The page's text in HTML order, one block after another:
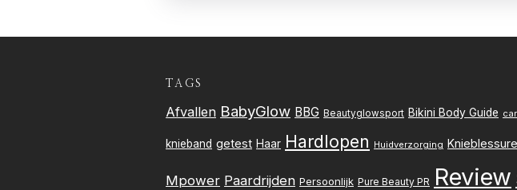
TAGS
Afvallen BabyGlow BBG Beautyglowsport Bikini Body Guide
knieband getest Haar Hardlopen Huidverzorging Knieblessure
Mpower Paardrijden Persoonlijk Pure Beauty PR Review